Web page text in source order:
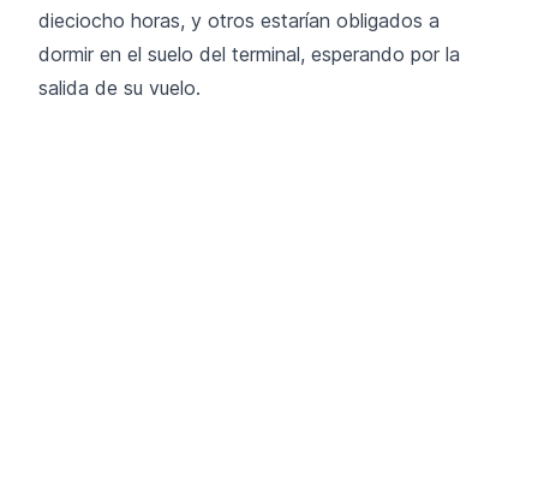
dieciocho horas, y otros estarían obligados a
dormir en el suelo del terminal, esperando por la
salida de su vuelo.